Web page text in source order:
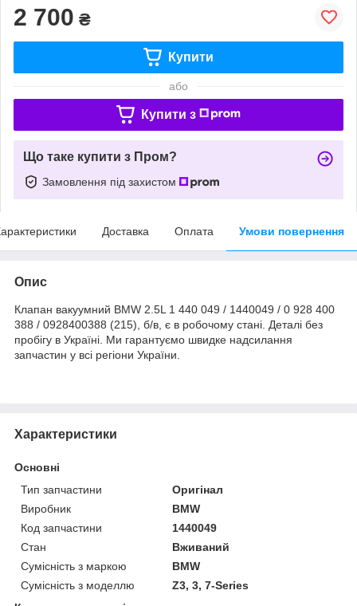
2 700 ₴
Купити
або
Купити з
Що таке купити з Пром?
Замовлення під захистом
Доставка Оплата Умови повернення
Опис
Клапан вакуумний BMW 2.5L 1 440 049 / 1440049 / 0 928 400
388 / 0928400388 (215), б/в, є в робочому стані. Деталі без
пробігу в Україні. Ми гарантуємо швидке надсилання
запчастин у всі регіони України.
Характеристики
Основні
Тип запчастини
Оригінал
Виробник
BMW
Код запчастини
1440049
Стан
Вживаний
Сумісність з маркою
BMW
Сумісність з моделлю
Z3, 3, 7-Series